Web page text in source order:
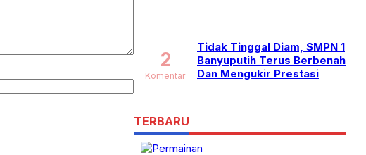
Tidak Tinggal Diam, SMPN 1
Banyuputih Terus Berbenah
Dan Mengukir Prestasi
2
Komentar
TERBARU